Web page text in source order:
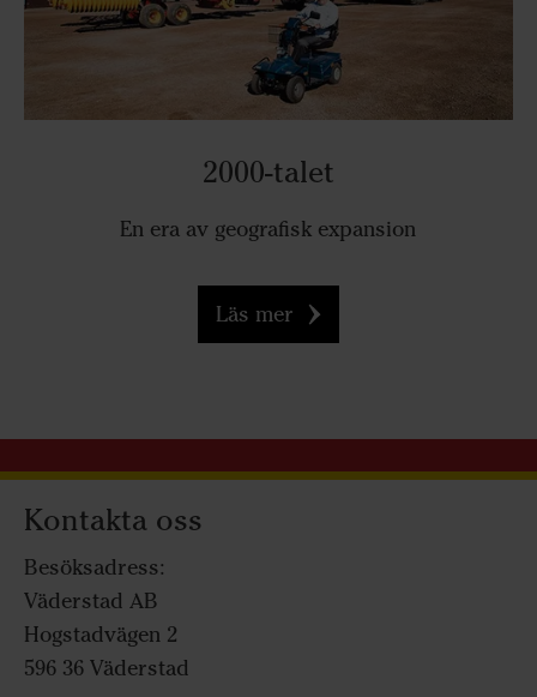
2000-talet
En era av geografisk expansion
Läs mer
Kontakta oss
Besöksadress:
Väderstad AB
Hogstadvägen 2
596 36 Väderstad